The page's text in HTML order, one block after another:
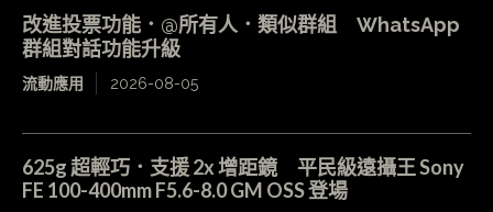
改進投票功能．@所有人．類似群組 WhatsApp
群組對話功能升級
流動應用 2026-08-05
625g 超輕巧．支援 2x 增距鏡 平民級遠攝王 Sony
FE 100-400mm F5.6-8.0 GM OSS 登場